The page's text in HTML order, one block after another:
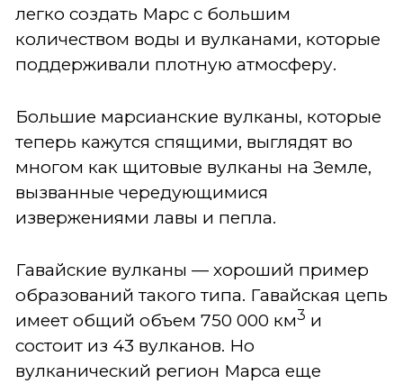
легко создать Марс с большим
количеством воды и вулканами, которые
поддерживали плотную атмосферу.
Большие марсианские вулканы, которые
теперь кажутся спящими, выглядят во
многом как щитовые вулканы на Земле,
вызванные чередующимися
извержениями лавы и пепла.
Гавайские вулканы — хороший пример
образований такого типа. Гавайская цепь
имеет общий объем 750 000 км3 и
состоит из 43 вулканов. Но
вулканический регион Марса еще